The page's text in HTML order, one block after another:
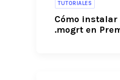
TUTORIALES
Cómo
.mogrt en